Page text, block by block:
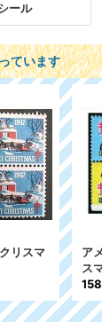
ール
ています
年 クリ